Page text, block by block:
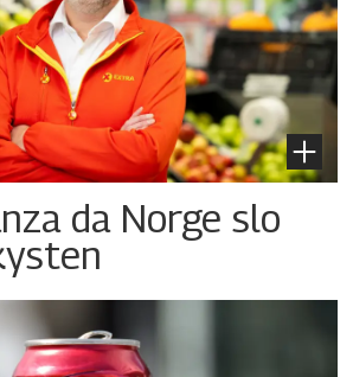
da Norge slo